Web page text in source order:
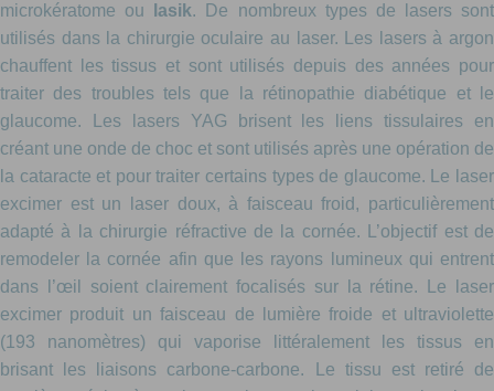
microkératome ou
lasik. De nombreux types de lasers sont
utilisés dans la chirurgie oculaire au laser. Les lasers à argon
chauffent les tissus et sont utilisés depuis des années pour
traiter des troubles tels que la rétinopathie diabétique et le
glaucome. Les lasers YAG brisent les liens tissulaires en
créant une onde de choc et sont utilisés après une opération de
la cataracte et pour traiter certains types de glaucome. Le laser
excimer est un laser doux, à faisceau froid, particulièrement
adapté à la chirurgie réfractive de la cornée. L’objectif est de
remodeler la cornée afin que les rayons lumineux qui entrent
dans l’œil soient clairement focalisés sur la rétine. Le laser
excimer produit un faisceau de lumière froide et ultraviolette
(193 nanomètres) qui vaporise littéralement les tissus en
brisant les liaisons carbone-carbone. Le tissu est retiré de